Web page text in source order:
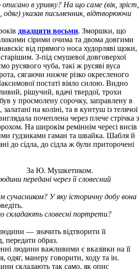
описано в уривку? На що саме (вік, зріст,
одяг) указав письменник, відтворюючи
двадцяти восьми. Зморшки, що
сірими очима та двома довгими
від прямого носа худорляві щоки,
З-під смушевої довговерхої
русявого чуба, такі ж русяві вуса
сягаючи нижче різко окресленого
постаті віяло силою. Видно
рішучий, вдачі твердої, трохи
у просмолену сорочку, заправлену в
на коліні, та в кунтуш із телячої
почеплена через плече стрічка з
На широкім реміннім чересі висів
ґудзиками гаман та швайка. Шабля й
до сідла, до сідла ж були приторочені
передані через її словесний
сучасником? У яку історичну добу вона
складають словесні портрети?
— значить відтворити її
передати образ.
людини важливими є вказівки на її
одяг, манеру говорити, ходу та ін.
складають так само, як опис